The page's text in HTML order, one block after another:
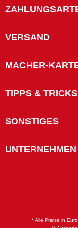
VERSAND
MACHER-
TIPPS & TRICKS
SONSTIGES
UNTERNEHMEN
* Alle Preise in